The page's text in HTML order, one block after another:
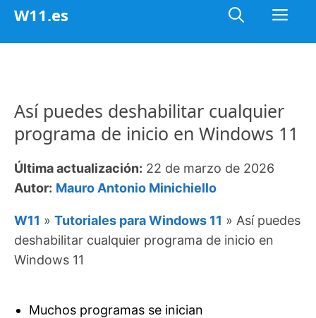
Saltar
W11.es
Así puedes deshabilitar cualquier
programa de inicio en Windows 11
Última actualización: 22 de marzo de 2026
Autor: Mauro Antonio Minichiello
W11 » Tutoriales para Windows 11 » Así puedes
deshabilitar cualquier programa de inicio en
Windows 11
Muchos programas se inician